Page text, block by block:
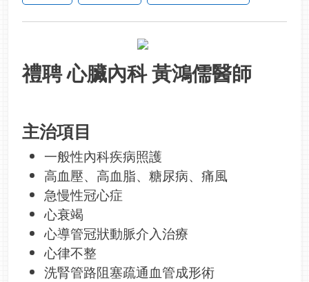
禮聘 心臟內科 黃鴻儒醫師
主治項目
一般性內科疾病照護
高血壓、高血脂、糖尿病、痛風
急慢性冠心症
心衰竭
心導管冠狀動脈介入治療
心律不整
洗腎管路阻塞疏通血管成形術